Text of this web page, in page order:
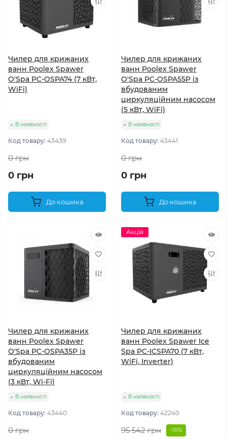
Чилер для крижаних
ванн Poolex Spawer
O'Spa PC-OSPA74 (7 кВт,
WiFi)
В наявності
Код товару: 43439
0 грн
0 грн
До кошика
Чилер для крижаних
ванн Poolex Spawer
O'Spa PC-OSPA55P із
вбудованим
циркуляційним насосом
(5 кВт, WiFi)
В наявності
Код товару: 43441
0 грн
0 грн
До кошика
Чилер для крижаних
ванн Poolex Spawer
O'Spa PC-OSPA35P із
вбудованим
циркуляційним насосом
(3 кВт, Wi-Fi)
В наявності
Код товару: 43440
0 грн
Акція
Чилер для крижаних
ванн Poolex Spawer Ice
Spa PC-ICSPA70 (7 кВт,
WiFi, Inverter)
В наявності
Код товару: 42240
95 542 грн -10%